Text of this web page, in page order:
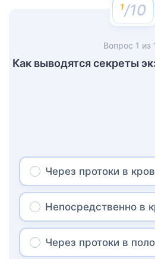
/10
Вопрос 1 из
Как выводятся секреты
Через протоки в
Непосредственно в
Через протоки в